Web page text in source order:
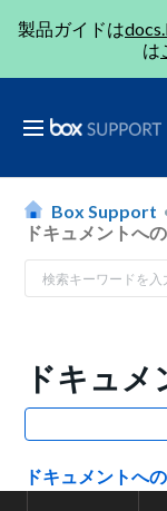
製品ガイドは
は
Box Support
ドキュメントへ
ドキュ
ドキュメントへ